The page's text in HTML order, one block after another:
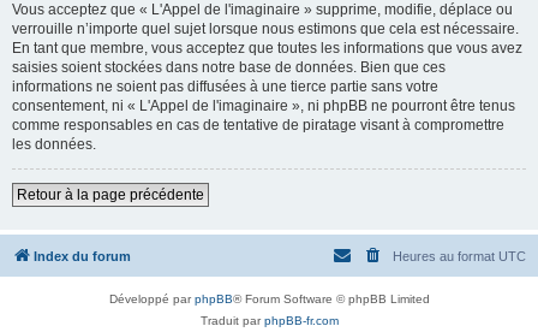
Vous acceptez que « L'Appel de l'imaginaire » supprime, modifie, déplace ou
verrouille n’importe quel sujet lorsque nous estimons que cela est nécessaire.
En tant que membre, vous acceptez que toutes les informations que vous avez
saisies soient stockées dans notre base de données. Bien que ces
informations ne soient pas diffusées à une tierce partie sans votre
consentement, ni « L'Appel de l'imaginaire », ni phpBB ne pourront être tenus
comme responsables en cas de tentative de piratage visant à compromettre
les données.
Retour à la page précédente
Index du forum Heures au format UTC
Développé parphpBB® Forum Software © phpBB Limited
Traduit parphpBB-fr.com